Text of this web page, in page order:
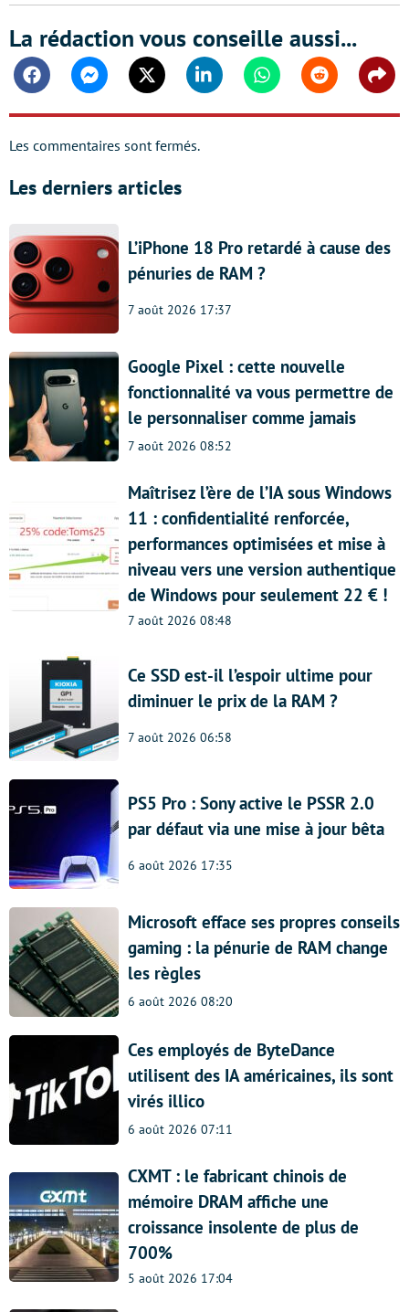
La rédaction vous conseille aussi...
FacebookMessengerTwitter Linkedin WhatsappReddit
Les commentaires sont fermés.
Les derniers articles
L’iPhone 18 Pro retardé à cause des
pénuries de RAM ?
7 août 2026 17:37
Google Pixel : cette nouvelle
fonctionnalité va vous permettre de
le personnaliser comme jamais
7 août 2026 08:52
Maîtrisez l’ère de l’IA sous Windows
11 : confidentialité renforcée,
performances optimisées et mise à
niveau vers une version authentique
de Windows pour seulement 22 € !
7 août 2026 08:48
Ce SSD est-il l’espoir ultime pour
diminuer le prix de la RAM ?
7 août 2026 06:58
PS5 Pro : Sony active le PSSR 2.0
par défaut via une mise à jour bêta
6 août 2026 17:35
Microsoft efface ses propres conseils
gaming : la pénurie de RAM change
les règles
6 août 2026 08:20
Ces employés de ByteDance
utilisent des IA américaines, ils sont
virés illico
6 août 2026 07:11
CXMT : le fabricant chinois de
mémoire DRAM affiche une
croissance insolente de plus de
700%
5 août 2026 17:04